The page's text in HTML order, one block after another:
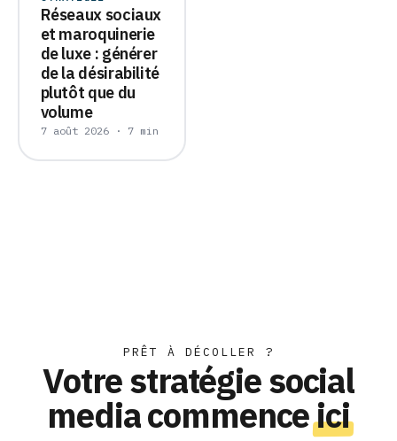
Réseaux sociaux
et maroquinerie
de luxe : générer
de la désirabilité
plutôt que du
volume
7 août 2026 · 7 min
PRÊT À DÉCOLLER ?
Votre stratégie social
media commenceici